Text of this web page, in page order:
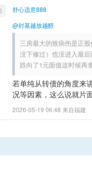
舒心适意888
@封基越放越醇
三房最大的致病伤是正
没下修过）也没进入最
跌向了1元面值这时候再
若单纯从转债的角度来
况等因素，这么说就片
2026-05-19 06:48 来自福建